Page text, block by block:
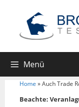
Menü
Home »Auch Trade
Beachte: